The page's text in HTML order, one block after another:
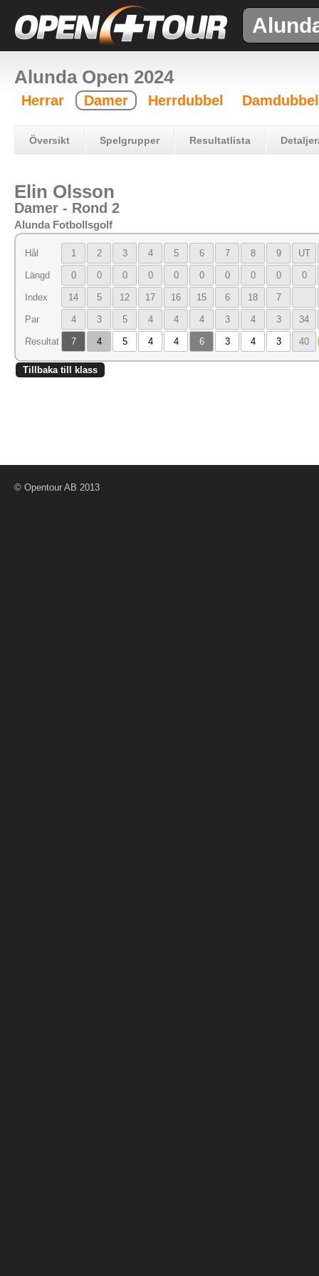
Alunda Open 2024
Herrar Damer Herrdubbel Damdubbel
Översikt Spelgrupper Resultatlista
Elin Olsson
Damer - Rond 2
Alunda Fotbollsgolf
Hål 1 2 3 4 5 6 7 8 9 UT
Längd 0 0 0 0 0 0 0 0 0 0
Index 14 5 12 17 16 15 6 18 7
Par 4 3 5 4 4 4 3 4 3 34
Resultat 7 4 5 4 4 6 3 4 3 40
Tillbaka till klass
© Opentour AB 2013